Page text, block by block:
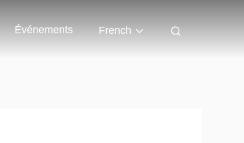
Événements French